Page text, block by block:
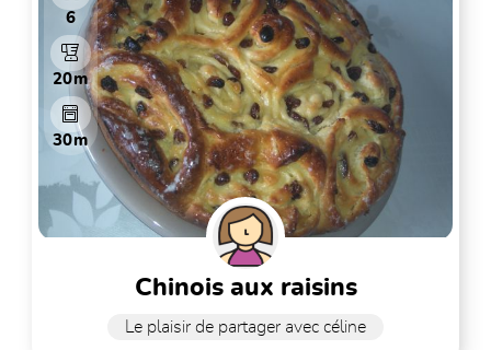
6
20m
30m
chinois aux raisins
Le plaisir de partager avec céline